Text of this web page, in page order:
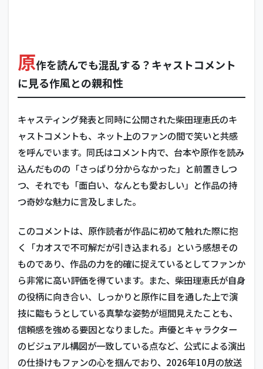
原作を読んでも混乱する？キャストコメント
に見る作風との親和性
キャスティング発表と同時に公開された柴田理恵氏のキ
ャストコメントも、ネット上のファンの間で笑いと共感
を呼んでいます。同氏はコメント内で、台本や原作を読み
込んだものの「さっぱり分からなかった」と前置きしつ
つ、それでも「面白い、なんとも愛おしい」と作品の持
つ奇妙な魅力に言及しました。
このコメントは、原作読者が作品に初めて触れた際に抱
く「カオスで不可解だが引き込まれる」という感想その
ものであり、作品の力を的確に捉えているとしてファンか
ら非常に高い評価を得ています。また、柴田理恵氏が自身
の役柄に向き合い、しっかりと原作に目を通した上で演
技に臨もうとしている真摯な姿勢が垣間見えたことも、
信頼感を強める要因となりました。声優とキャラクター
のビジュアル構図が一致している点など、公式による演出
の仕掛けもファンの心を掴んでおり、2026年10月の放送